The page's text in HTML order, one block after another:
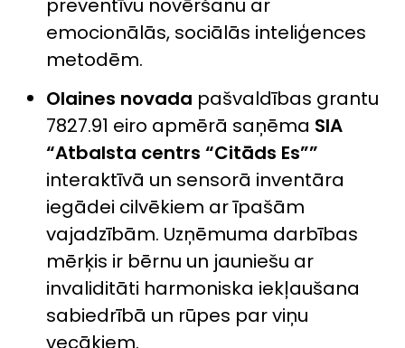
preventīvu novēršanu ar
emocionālās, sociālās inteliģences
metodēm.
Olaines novada pašvaldības grantu
7827.91 eiro apmērā saņēma SIA
“Atbalsta centrs “Citāds Es””
interaktīvā un sensorā inventāra
iegādei cilvēkiem ar īpašām
vajadzībām. Uzņēmuma darbības
mērķis ir bērnu un jauniešu ar
invaliditāti harmoniska iekļaušana
sabiedrībā un rūpes par viņu
vecākiem.